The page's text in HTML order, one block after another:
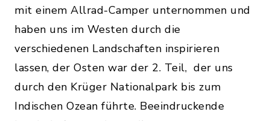
mit einem Allrad-Camper unternommen und
haben uns im Westen durch die
verschiedenen Landschaften inspirieren
lassen, der Osten war der 2. Teil, der uns
durch den Krüger Nationalpark bis zum
Indischen Ozean führte. Beeindruckende